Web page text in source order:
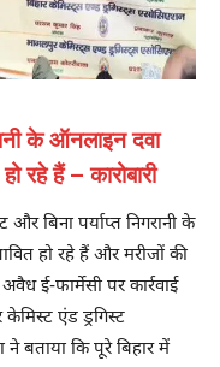
के ऑनलाइन दवा
रहे हैं – कारोबारी
और बिना पर्याप्त निगरानी के
हो रहे हैं और मरीजों की
ई-फार्मेसी पर कार्रवाई
एंड ड्रगिस्ट
बताया कि पूरे बिहार में